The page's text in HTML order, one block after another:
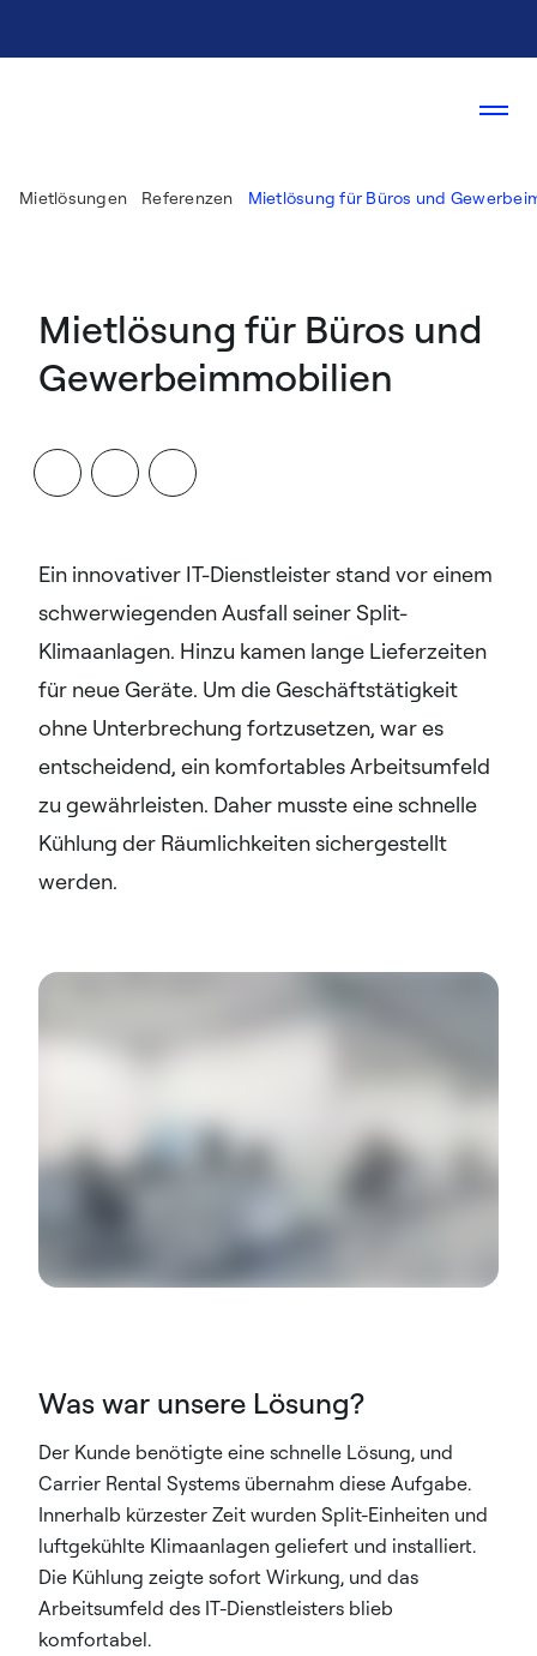
Mietlösungen Referenzen Mietlösung für Büros und
Mietlösung für Büros und
Gewerbeimmobilien
Ein innovativer IT-Dienstleister stand vor einem
schwerwiegenden Ausfall seiner Split-
Klimaanlagen. Hinzu kamen lange Lieferzeiten
für neue Geräte. Um die Geschäftstätigkeit
ohne Unterbrechung fortzusetzen, war es
entscheidend, ein komfortables Arbeitsumfeld
zu gewährleisten. Daher musste eine schnelle
Kühlung der Räumlichkeiten sichergestellt
werden.
Was war unsere Lösung?
Der Kunde benötigte eine schnelle Lösung, und
Carrier Rental Systems übernahm diese Aufgabe.
Innerhalb kürzester Zeit wurden Split-Einheiten und
luftgekühlte Klimaanlagen geliefert und installiert.
Die Kühlung zeigte sofort Wirkung, und das
Arbeitsumfeld des IT-Dienstleisters blieb
komfortabel.